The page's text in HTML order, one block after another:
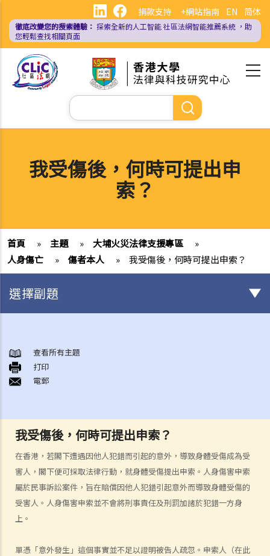
內
EN 简体
捐款支持 +網站指南
徹底改變您的搜索體驗： 探索全新的人工智能社區法網智能推薦系統 ，助
您輕鬆查找相關頁面
Search
我受傷後，何時可提出申
索？
首頁 » 主題 » 大埔火災法律支援專區
»
人身傷亡
» 傷者本人 » 我受傷後，何時可提出申索？
我受傷後，何時可提出申索？
在香港，若閣下遭遇因他人犯錯而引起的意外，導致身體受傷成為受
害人，閣下便可採取法律行動，就身體受傷提出申索。人身傷害申索
屬於民事訴訟案件，旨在賠償因他人犯錯引起意外而導致身體受傷的
受害人。人身傷害申索並不會將刑事責任及刑罰加諸於犯錯一方身
上。
單憑「意外發生」這個事實並不足以證明被告人疏忽。申索人（在此
選擇副題
A. 火葬
B. 骨灰安置所（靈灰安置所）
C. 土葬
E. 骨灰撒海
F. 遺體／骨殖／骨灰出入香港
人身傷亡
傷者本人
何謂「人身傷害」？
我受傷後，何時可提出申索？
如何就人身傷害提出申索？
查看所有主題
打印
電郵